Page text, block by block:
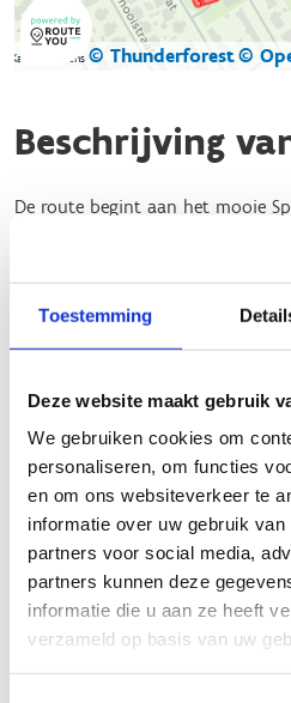
Toestemming
Deze website maakt gebruik
We gebruiken cookies om
personaliseren, om functies
en om ons websiteverkeer te
informatie over uw gebruik
partners voor social media,
partners kunnen deze
informatie die u aan ze heeft
verzameld op basis van uw
Kaartgegevens © Thunderforest©
Beschrijving
De route begint aan het mooie
(Guldensporenlaan 34 in 9940
bewegwijzerd met bordjes van
lussen/afstanden:
Blauwe lus: 1,8 km
Rode lus: 2,8 km
Het is een relatief korte
aangenaam lopen, door de
gaat over quasi 100%
onderhouden d.m.v.
langs de Hoge Wal Motte, een
prachtige gracht. Het is een
en geschiedenis van de regio te